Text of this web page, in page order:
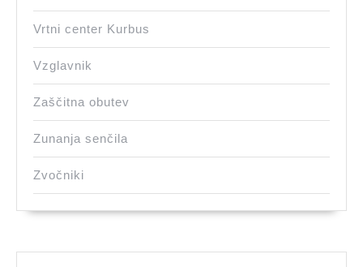
Vrtni center Kurbus
Vzglavnik
Zaščitna obutev
Zunanja senčila
Zvočniki